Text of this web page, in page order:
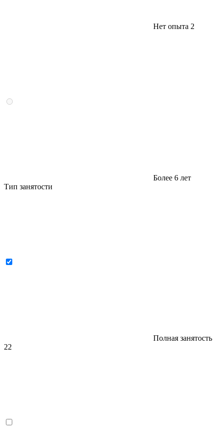
Нет опыта 2
Более 6 лет
Тип занятости
Полная занятость
22